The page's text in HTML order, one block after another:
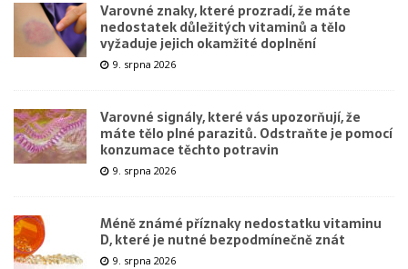
Varovné znaky, které prozradí, že máte
nedostatek důležitých vitaminů a tělo
vyžaduje jejich okamžité doplnění
9. srpna 2026
Varovné signály, které vás upozorňují, že
máte tělo plné parazitů. Odstraňte je pomocí
konzumace těchto potravin
9. srpna 2026
Méně známé příznaky nedostatku vitaminu
D, které je nutné bezpodmínečně znát
9. srpna 2026